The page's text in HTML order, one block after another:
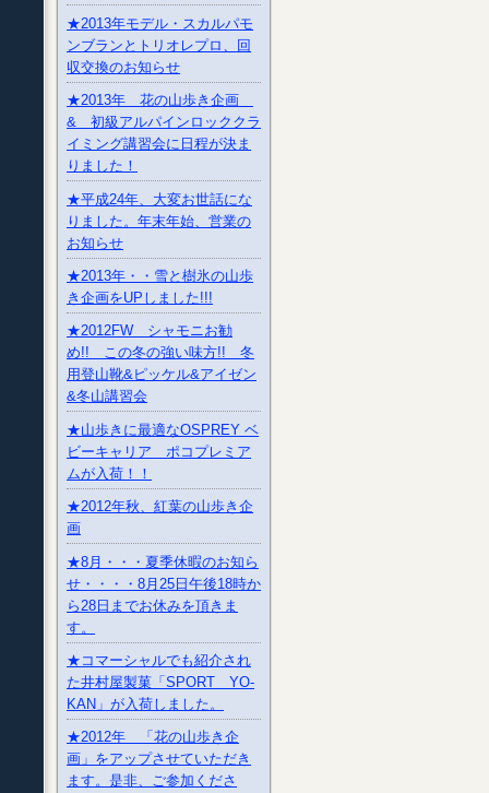
★2013年モデル・スカルパモ
ンブランとトリオレプロ、回
収交換のお知らせ
★2013年 花の山歩き企画
& 初級アルパインロッククラ
イミング講習会に日程が決ま
りました！
★平成24年、大変お世話にな
りました。年末年始、営業の
お知らせ
★2013年・・雪と樹氷の山歩
き企画をUPしました!!!
★2012FW シャモニお勧
め!! この冬の強い味方!! 冬
用登山靴&ピッケル&アイゼン
&冬山講習会
★山歩きに最適なOSPREY ベ
ビーキャリア ポコプレミア
ムが入荷！！
★2012年秋、紅葉の山歩き企
画
★8月・・・夏季休暇のお知ら
せ・・・・8月25日午後18時か
ら28日までお休みを頂きま
す。
★コマーシャルでも紹介され
た井村屋製菓「SPORT YO-
KAN」が入荷しました。
★2012年 「花の山歩き企
画」をアップさせていただき
ます。是非、ご参加くださ